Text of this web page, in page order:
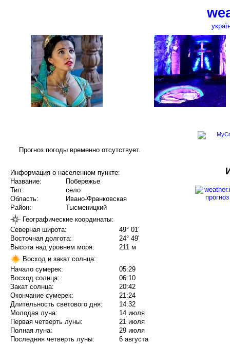
Прогноз погоды временно отсутствует.
Информация о населенном пункте:
Название:
Побережье
Тип:
село
Область:
Ивано-Франковская
Район:
Тысменицкий
Географические координаты:
Северная широта:
49° 01'
Восточная долгота:
24° 49'
Высота над уровнем моря:
211 м
Восход и закат солнца:
Начало сумерек:
05:29
Восход солнца:
06:10
Закат солнца:
20:42
Окончание сумерек:
21:24
Длительность светового дня:
14:32
Молодая луна:
14 июля
Первая четверть луны:
21 июля
Полная луна:
29 июля
Последняя четверть луны:
6 августа